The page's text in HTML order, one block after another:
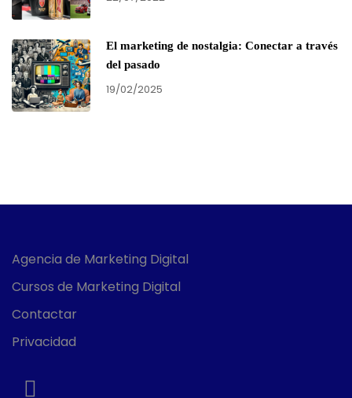
El marketing de nostalgia: Conectar a través
del pasado
19/02/2025
Agencia de Marketing Digital
Cursos de Marketing Digital
Contactar
Privacidad